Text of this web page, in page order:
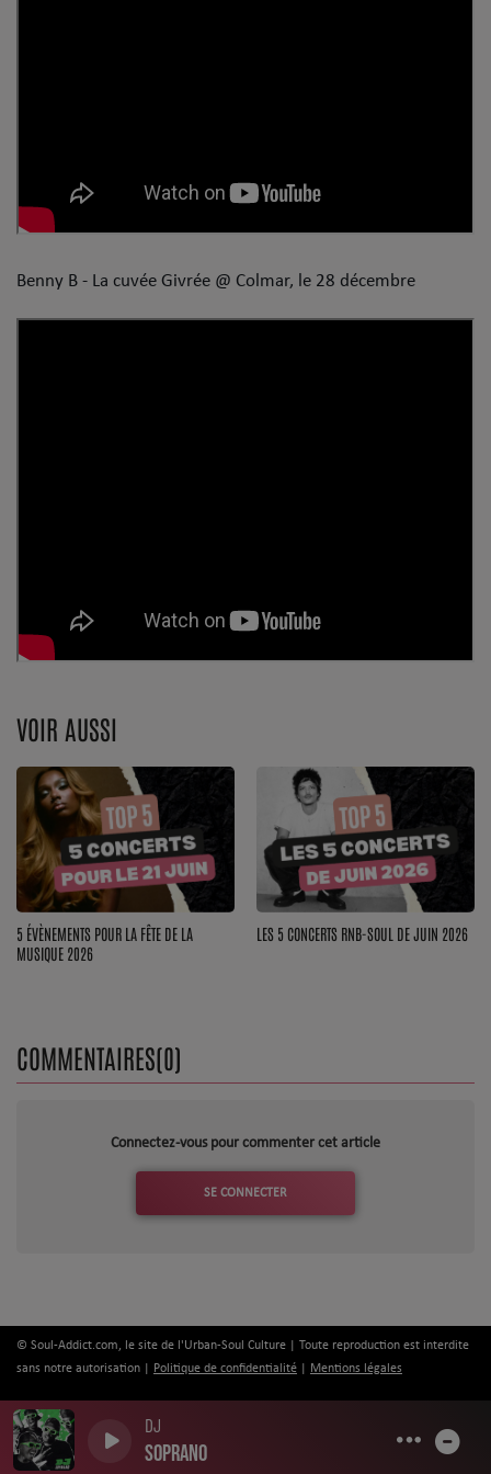
DJ
Soprano
Benny B - La cuvée Givrée @ Colmar, le 28 décembre
VOIR AUSSI
5 ÉVÈNEMENTS POUR LA FÊTE DE LA
MUSIQUE 2026
LES 5 CONCERTS RNB-SOUL DE JUIN 2026
COMMENTAIRES(0)
Connectez-vous pour commenter cet article
SE CONNECTER
© Soul-Addict.com, le site de l'Urban-Soul Culture | Toute reproduction est interdite
sans notre autorisation |
Politique de confidentialité Mentions légales